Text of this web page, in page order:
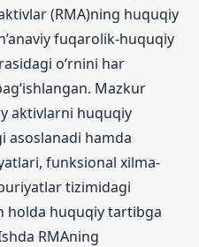
(RMA)ning huquqiy
fuqarolik-huquqiy
o‘rnini har
Mazkur
aktivlarni huquqiy
asoslanadi hamda
funksional xilma-
tizimidagi
holda huquqiy tartibga
RMAning